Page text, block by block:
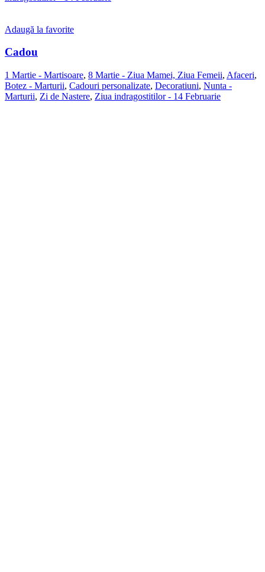
Adaugă la favorite
Cadou
1 Martie - Martisoare, 8 Martie - Ziua Mamei, Ziua Femeii, Afaceri,
Botez - Marturii, Cadouri personalizate, Decoratiuni, Nunta -
Marturii, Zi de Nastere, Ziua indragostitilor - 14 Februarie